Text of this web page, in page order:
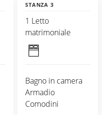
STANZA 3
1 Letto
matrimoniale
Bagno in camera
Armadio
Comodini